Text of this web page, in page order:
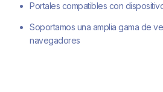
Portales compatibles con
Soportamos una amplia gama de
navegadores